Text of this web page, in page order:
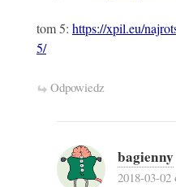
tom 5: https://xpil.eu/
5/
Odpowiedz
bagienny
2018-03-02